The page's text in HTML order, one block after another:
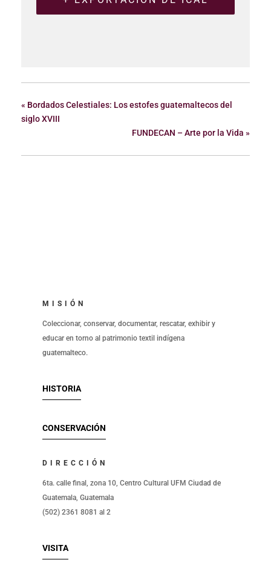
« Bordados Celestiales: Los estofes guatemaltecos del
siglo XVIII
FUNDECAN – Arte por la Vida »
MISIÓN
Coleccionar, conservar, documentar, rescatar, exhibir y
educar en torno al patrimonio textil indígena
guatemalteco.
HISTORIA
CONSERVACIÓN
DIRECCIÓN
6ta. calle final, zona 10, Centro Cultural UFM Ciudad de
Guatemala, Guatemala
(502) 2361 8081 al 2
VISITA